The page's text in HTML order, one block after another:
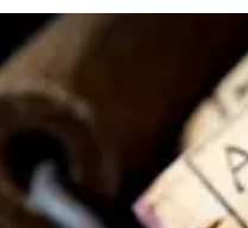
1983
1978
1973
1967
1961
1956